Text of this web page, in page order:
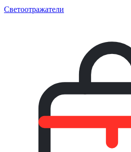
Светоотражатели